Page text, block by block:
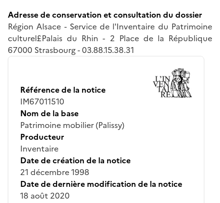
Adresse de conservation et consultation du dossier
Région Alsace - Service de l'Inventaire du Patrimoine
culturel£Palais du Rhin - 2 Place de la République
67000 Strasbourg - 03.88.15.38.31
Référence de la notice
IM67011510
Nom de la base
Patrimoine mobilier (Palissy)
Producteur
Inventaire
Date de création de la notice
21 décembre 1998
Date de dernière modification de la notice
18 août 2020